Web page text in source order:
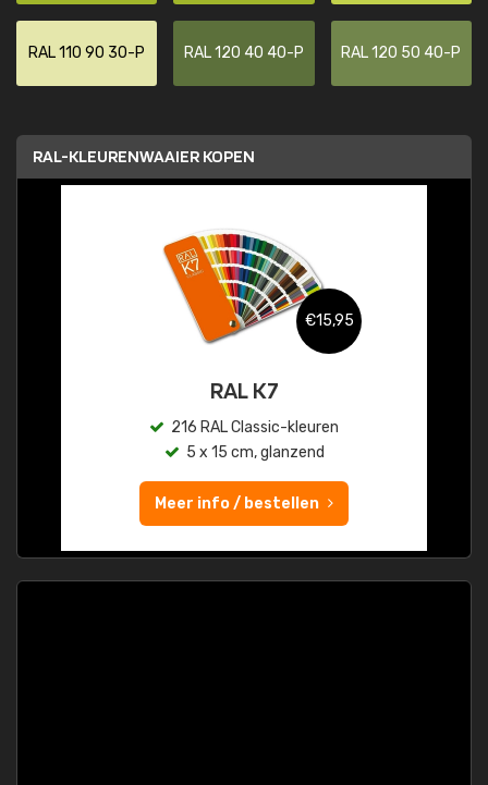
RAL 110 90 30-P RAL 120 40 40-P RAL 120 50 40-P
RAL-KLEURENWAAIER KOPEN
€15,95
RAL K7
216 RAL Classic-kleuren
5 x 15 cm, glanzend
Meer info / bestellen